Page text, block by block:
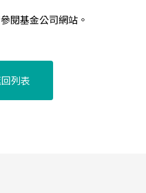
閱基金公司網站。
列表